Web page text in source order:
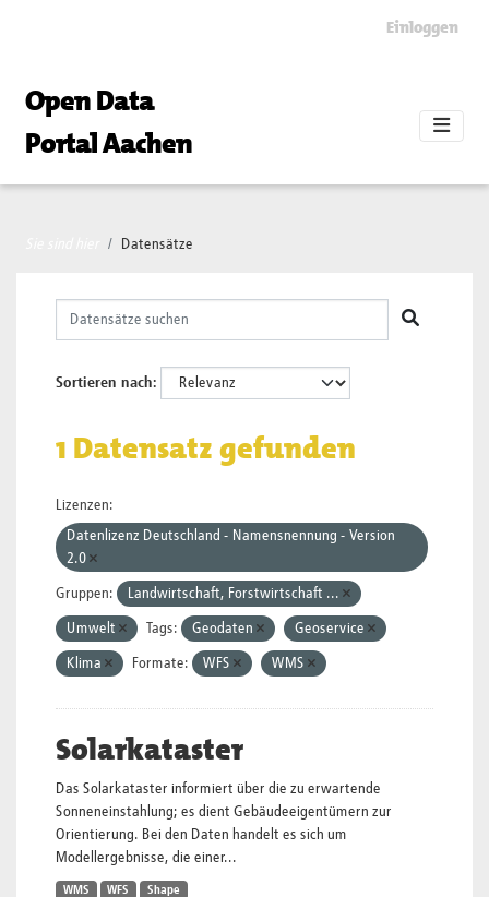
Einloggen
Open Data
Portal Aachen
Datensätze
Sortieren nach
1 Datensatz gefunden
Lizenzen:
Datenlizenz Deutschland - Namensnennung - Version
2.0
Gruppen: Landwirtschaft, Forstwirtschaft ...
Umwelt Tags: Geodaten Geoservice
Klima Formate: WFS WMS
Solarkataster
Das Solarkataster informiert über die zu erwartende
Sonneneinstahlung; es dient Gebäudeeigentümern zur
Orientierung. Bei den Daten handelt es sich um
Modellergebnisse, die einer...
WMS WFS Shape